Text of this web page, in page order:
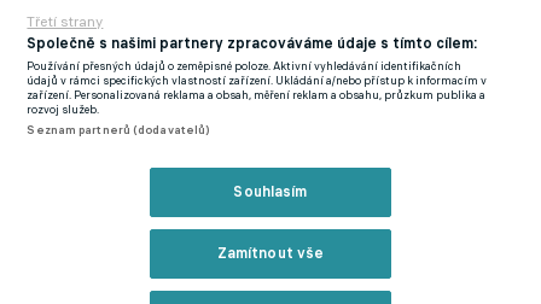
Statistiky utkání.
Kanadský útočník se nepoučil, protože v úvodu druhé půle se
po přihrávce Anana Chalajlyho znovu ocitl v postavení mimo
hru. Zatímco hráči belgického celku šance nevyužili, fotbalisté
Ajaxu potvrdili kvalitu. Po hodině hry zakroutil míč levačkou k
tyči po rychlém brejku Christian Rasmussen, pro něhož šlo o
Třetí strany
Společně s našimi partnery zpracováváme údaje s tímto cílem:
Používání přesných údajů o zeměpisné poloze. Aktivní vyhledávání identifikačních
údajů v rámci specifických vlastností zařízení. Ukládání a/nebo přístup k informacím v
zařízení. Personalizovaná reklama a obsah, měření reklam a obsahu, průzkum publika a
rozvoj služeb.
Seznam partnerů (dodavatelů)
Souhlasím
Zamítnout vše